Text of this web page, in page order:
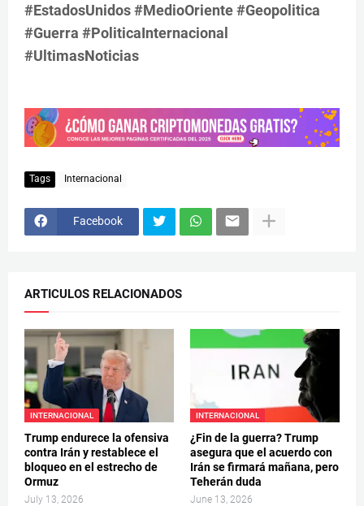
#EstadosUnidos #MedioOriente #Geopolitica
#Guerra #PoliticaInternacional
#UltimasNoticias
Tags Internacional
Facebook
ARTICULOS RELACIONADOS
INTERNACIONAL
Trump endurece la ofensiva
contra Irán y restablece el
bloqueo en el estrecho de
Ormuz
July 13, 2026
INTERNACIONAL
¿Fin de la guerra? Trump
asegura que el acuerdo con
Irán se firmará mañana, pero
Teherán duda
June 13, 2026